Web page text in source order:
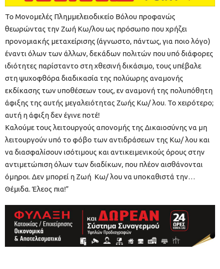
Το Μονομελές Πλημμελειοδικείο Βόλου προφανώς
θεωρώντας την Ζωή Κω/λου ως πρόσωπο που χρήζει
προνομιακής μεταχείρισης (άγνωστο, πάντως, για ποιο λόγο)
έναντι όλων των άλλων, δεκάδων πολιτών που υπό διάφορες
ιδιότητες παρίσταντο στη χθεσινή δικάσιμο, τους υπέβαλε
στη ψυχοφθόρα διαδικασία της πολύωρης αναμονής
εκδίκασης των υποθέσεων τους, εν αναμονή της πολυπόθητη
άφιξης της αυτής μεγαλειότητας Ζωής Κω/ λου. Το χειρότερο;
αυτή η άφιξη δεν έγινε ποτέ!
Καλούμε τους λειτουργούς απονομής της Δικαιοσύνης να μη
λειτουργούν υπό το φόβο των αντιδράσεων της Κω/ λου και
να διασφαλίσουν ισότιμους και αντικειμενικούς όρους στην
αντιμετώπιση όλων των διαδίκων, που πλέον αισθάνονται
όμηροι. Δεν μπορεί η Ζωή Κω/ λου να υποκαθιστά την…
Θέμιδα. Έλεος πια!”